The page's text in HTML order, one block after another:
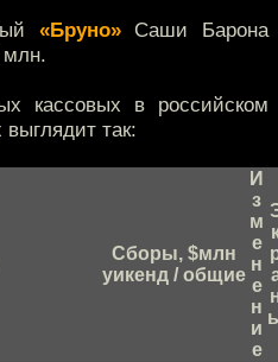
«Бруно»Саши Барона
млн.
кассовых в российском
так:
Сборы, $млн
уикенд / общие
И
з
м
е
н
е
н
и
е